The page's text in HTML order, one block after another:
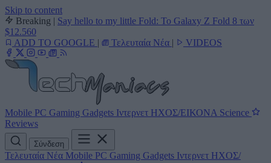
Skip to content
Breaking | Say hello to my little Fold: Το Galaxy Z Fold 8 των
$12.560
ADD TO GOOGLE | Τελευταία Νέα | VIDEOS
Mobile PC Gaming Gadgets Ιντερνετ ΗΧΟΣ/ΕΙΚΟΝΑ Science
Reviews
Σύνδεση
Τελευταία Νέα Mobile PC Gaming Gadgets Ιντερνετ ΗΧΟΣ/